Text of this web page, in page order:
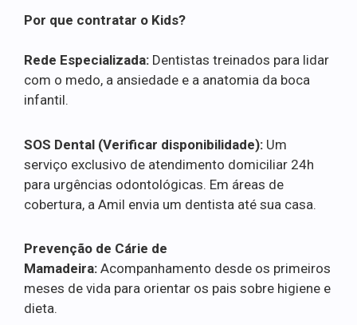
Por que contratar o Kids?
Rede Especializada: Dentistas treinados para lidar
com o medo, a ansiedade e a anatomia da boca
infantil.
SOS Dental (Verificar disponibilidade): Um
serviço exclusivo de atendimento domiciliar 24h
para urgências odontológicas. Em áreas de
cobertura, a Amil envia um dentista até sua casa.
Prevenção de Cárie de
Mamadeira: Acompanhamento desde os primeiros
meses de vida para orientar os pais sobre higiene e
dieta.